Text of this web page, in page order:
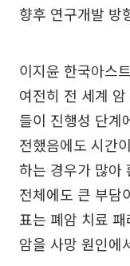
향후 연구개발 방
이지윤 한국아스
여전히 전 세계
들이 진행성 단계
전했음에도 시간
하는 경우가 많아
전체에도 큰 부담
표는 폐암 치료
암을 사망 원인에